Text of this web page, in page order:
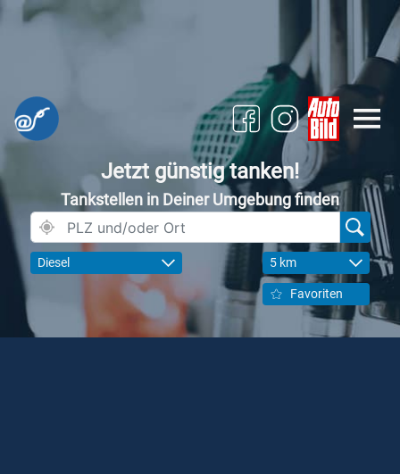
Jetzt günstig tanken!
Tankstellen in Deiner Umgebung finden
Diesel 5 km
Favoriten